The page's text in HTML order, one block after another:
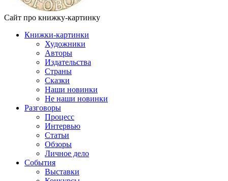
Сайт про книжку-картинку
Книжки-картинки
Художники
Авторы
Издательства
Страны
Сказки
Наши новинки
Не наши новинки
Разговоры
Процесс
Интервью
Статьи
Обзоры
Личное дело
События
Выставки